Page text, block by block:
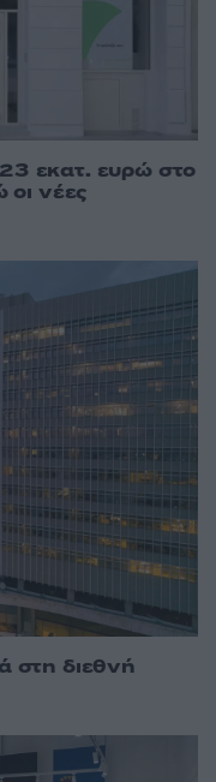
εκατ. ευρώ στο
οι νέες
στη διεθνή